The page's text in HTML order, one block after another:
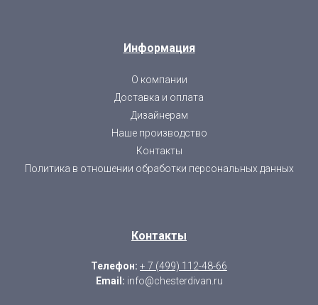
Информация
О компании
Доставка и оплата
Дизайнерам
Наше производство
Контакты
Политика в отношении обработки персональных данных
Контакты
Телефон: + 7 (499) 112-48-66
Email: info@chesterdivan.ru